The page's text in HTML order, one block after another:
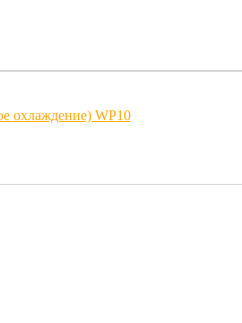
охлаждение) WP10